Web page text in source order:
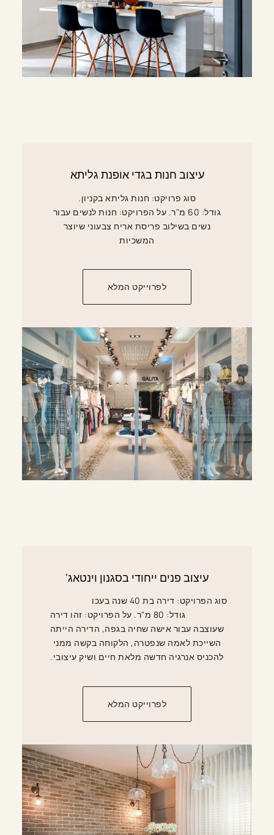
עיצוב חנות בגדי אופנת גליתא
סוג פרויקט: חנות גליתא בקניון.
גודל: 60 מ"ר. על הפרויקט: חנות לנשים עבור
נשים בשילוב פריסת אריח צבעוני שיוצר
המשכיות
לפרוייקט המלא
עיצוב פנים ייחודי בסגנון וינטאג'
סוג הפרויקט: דירה בת 40 שנה בעכו
גודל: 80 מ"ר. על הפרויקט: זהו דירה
שעוצבה עבור אישה שחיה בגפה, הדירה הייתה
השייכת לאמה שנפטרה, הלקוחה בקשה ממני
להכניס אנרגיה חדשה מלאת חיים ושיק עיצובי.
לפרוייקט המלא